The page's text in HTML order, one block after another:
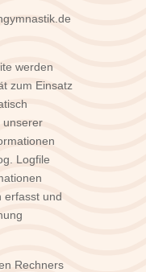
werden
zum Einsatz
unserer
Logfile
erfasst und
Rechners